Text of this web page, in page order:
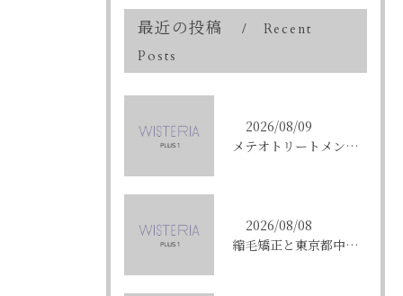
最近の投稿
Recent
Posts
2026/08/09
メテオトリートメントで東京都中央区銀座の髪質改善を成功させる方法と施術選びのコツ
2026/08/08
縮毛矯正と東京都中央区銀座で叶える髪質改善のポイントと理想の仕上がりを徹底解説